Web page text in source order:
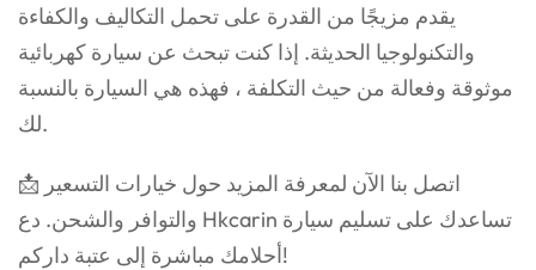
يقدم مزيجًا من القدرة على تحمل التكاليف والكفاءة
والتكنولوجيا الحديثة. إذا كنت تبحث عن سيارة كهربائية
موثوقة وفعالة من حيث التكلفة ، فهذه هي السيارة بالنسبة
لك.
📩 اتصل بنا الآن لمعرفة المزيد حول خيارات التسعير
والتوافر والشحن. دع Hkcarin تساعدك على تسليم سيارة
أحلامك مباشرة إلى عتبة داركم!